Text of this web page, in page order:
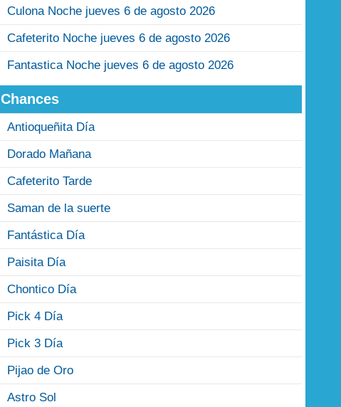
Culona Noche jueves 6 de agosto 2026
Cafeterito Noche jueves 6 de agosto 2026
Fantastica Noche jueves 6 de agosto 2026
Chances
Antioqueñita Día
Dorado Mañana
Cafeterito Tarde
Saman de la suerte
Fantástica Día
Paisita Día
Chontico Día
Pick 4 Día
Pick 3 Día
Pijao de Oro
Astro Sol